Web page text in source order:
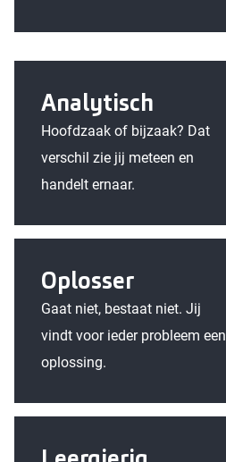
Analytisch
Hoofdzaak of bijzaak? Dat
verschil zie jij meteen en
handelt ernaar.
Oplosser
Gaat niet, bestaat niet. Jij
vindt voor ieder probleem een
oplossing.